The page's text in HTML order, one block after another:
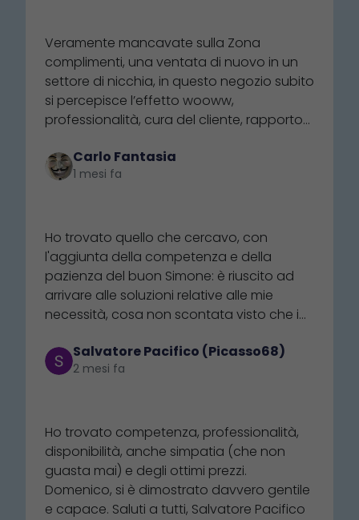
Veramente mancavate sulla Zona
complimenti, una ventata di nuovo in un
settore di nicchia, in questo negozio subito
si percepisce l’effetto wooww,
professionalità, cura del cliente, rapporto
mettere su uno store a 5 stelle e più
Carlo Fantasia
1 mesi fa
Ho trovato quello che cercavo, con
l'aggiunta della competenza e della
pazienza del buon Simone: è riuscito ad
arrivare alle soluzioni relative alle mie
necessità, cosa non scontata visto che i
poco professionali e menefreghisti. E
stiamo parlando di poche decine d'euro:
quanto non ha impedito a chi
rappresentava l'altra società di essere
particolarmente antipatica. Tra l'altro
aspettando 2 settimane per NON avere i
prodotti trovati in questo negozio... Se si
Salvatore Pacifico (Picasso68)
2 mesi fa
Ho trovato competenza, professionalità,
disponibilità, anche simpatia (che non
guasta mai) e degli ottimi prezzi.
Domenico, si è dimostrato davvero gentile
e capace. Saluti a tutti, Salvatore Pacifico